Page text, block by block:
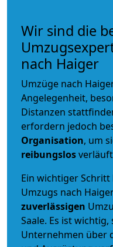
Wir sind die
nach Haiger
Umzüge nach
Angelegenheit,
Distanzen
erfordern jedoch
Organisation, um
reibungslos
Ein wichtiger
Umzugs nach
zuverlässigen
Saale. Es ist
Unternehmen über